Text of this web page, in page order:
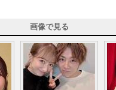
画像で見る